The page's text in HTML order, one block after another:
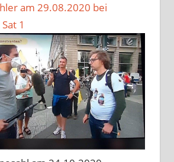
am 29.08.2020 bei
1